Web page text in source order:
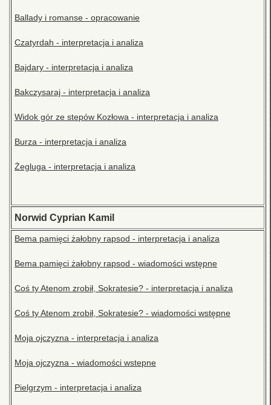
Ballady i romanse - opracowanie
Czatyrdah - interpretacja i analiza
Bajdary - interpretacja i analiza
Bakczysaraj - interpretacja i analiza
Widok gór ze stepów Kozłowa - interpretacja i analiza
Burza - interpretacja i analiza
Żegluga - interpretacja i analiza
Norwid Cyprian Kamil
Bema pamięci żałobny rapsod - interpretacja i analiza
Bema pamięci żałobny rapsod - wiadomości wstępne
Coś ty Atenom zrobił, Sokratesie? - interpretacja i analiza
Coś ty Atenom zrobił, Sokratesie? - wiadomości wstępne
Moja ojczyzna - interpretacja i analiza
Moja ojczyzna - wiadomości wstepne
Pielgrzym - interpretacja i analiza